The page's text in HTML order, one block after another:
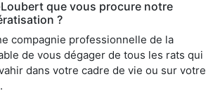
que vous procure notre
?
compagnie professionnelle de la
de vous dégager de tous les rats qui
dans votre cadre de vie ou sur votre